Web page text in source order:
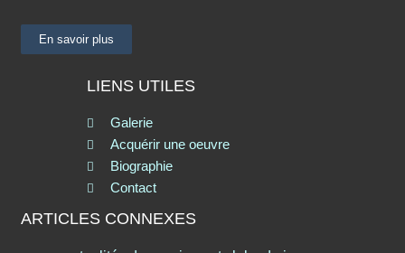
En savoir plus
LIENS UTILES
Galerie
Acquérir une oeuvre
Biographie
Contact
ARTICLES CONNEXES